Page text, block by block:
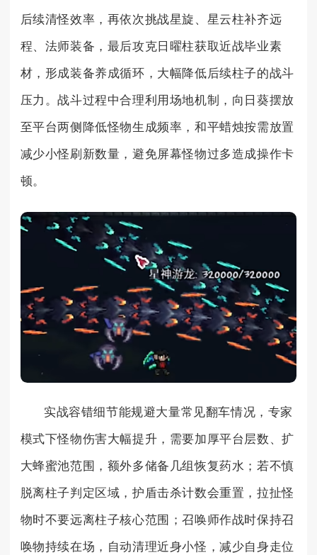
后续清怪效率，再依次挑战星旋、星云柱补齐远
程、法师装备，最后攻克日曜柱获取近战毕业素
材，形成装备养成循环，大幅降低后续柱子的战斗
压力。战斗过程中合理利用场地机制，向日葵摆放
至平台两侧降低怪物生成频率，和平蜡烛按需放置
减少小怪刷新数量，避免屏幕怪物过多造成操作卡
顿。
实战容错细节能规避大量常见翻车情况，专家
模式下怪物伤害大幅提升，需要加厚平台层数、扩
大蜂蜜池范围，额外多储备几组恢复药水；若不慎
脱离柱子判定区域，护盾击杀计数会重置，拉扯怪
物时不要远离柱子核心范围；召唤师作战时保持召
唤物持续在场，自动清理近身小怪，减少自身走位